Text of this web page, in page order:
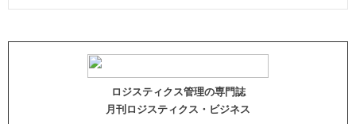
ロジスティクス管理の専門誌
月刊ロジスティクス・ビジネス